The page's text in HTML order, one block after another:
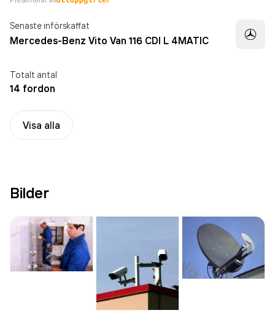
Senaste införskaffat
Mercedes-Benz Vito Van 116 CDI L 4MATIC
Totalt antal
14 fordon
Visa alla
Bilder